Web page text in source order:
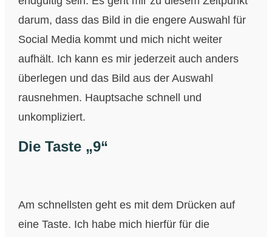
darum, dass das Bild in die engere Auswahl für
Social Media kommt und mich nicht weiter
aufhält. Ich kann es mir jederzeit auch anders
überlegen und das Bild aus der Auswahl
rausnehmen. Hauptsache schnell und
unkompliziert.
Die Taste „9“
Am schnellsten geht es mit dem Drücken auf
eine Taste. Ich habe mich hierfür für die